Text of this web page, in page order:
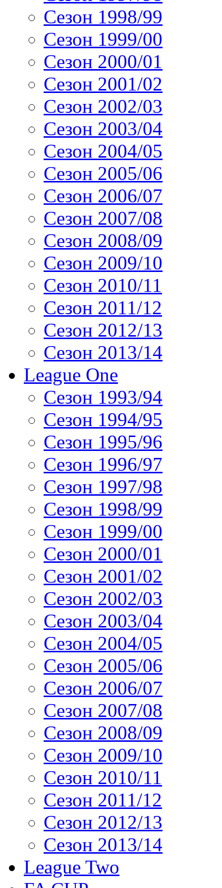
Сезон 1998/99
Сезон 1999/00
Сезон 2000/01
Сезон 2001/02
Сезон 2002/03
Сезон 2003/04
Сезон 2004/05
Сезон 2005/06
Сезон 2006/07
Сезон 2007/08
Сезон 2008/09
Сезон 2009/10
Сезон 2010/11
Сезон 2011/12
Сезон 2012/13
Сезон 2013/14
League One
Сезон 1993/94
Сезон 1994/95
Сезон 1995/96
Сезон 1996/97
Сезон 1997/98
Сезон 1998/99
Сезон 1999/00
Сезон 2000/01
Сезон 2001/02
Сезон 2002/03
Сезон 2003/04
Сезон 2004/05
Сезон 2005/06
Сезон 2006/07
Сезон 2007/08
Сезон 2008/09
Сезон 2009/10
Сезон 2010/11
Сезон 2011/12
Сезон 2012/13
Сезон 2013/14
League Two